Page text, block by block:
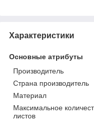
Характеристики
Основные атрибуты
Производитель
Страна производитель
Материал
Максимальное
листов